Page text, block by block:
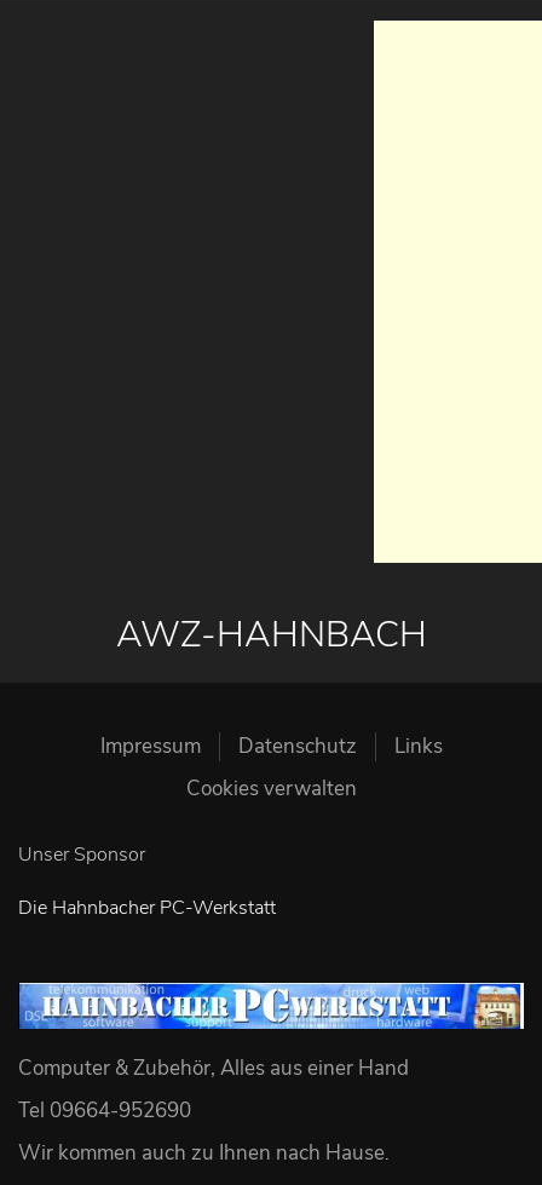
AWZ-HAHNBACH
Impressum Datenschutz
Links
Cookies verwalten
Unser Sponsor
Die Hahnbacher PC-Werkstatt
Computer & Zubehör, Alles aus einer Hand
Tel 09664-952690
Wir kommen auch zu Ihnen nach Hause.